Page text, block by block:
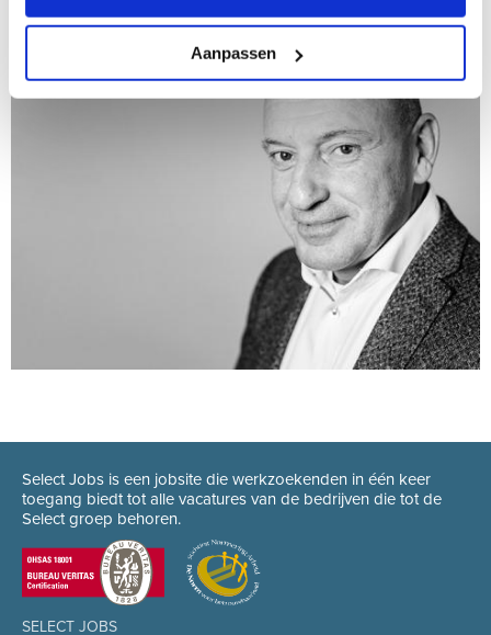
Aanpassen
Select Jobs is een jobsite die werkzoekenden in één keer
toegang biedt tot alle vacatures van de bedrijven die tot de
Select groep behoren.
SELECT JOBS